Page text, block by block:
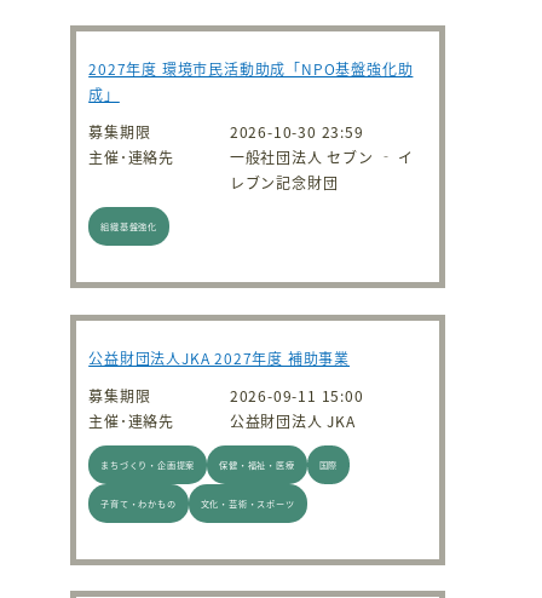
2027年度 環境市民活動助成「NPO基盤強化助
成」
募集期限
2026-10-30 23:59
主催･連絡先
一般社団法人 セブン ‐ イ
レブン記念財団
組織基盤強化
公益財団法人JKA 2027年度 補助事業
募集期限
2026-09-11 15:00
主催･連絡先
公益財団法人 JKA
まちづくり・企画提案 保健・福祉・医療 国際
子育て・わかもの 文化・芸術・スポーツ